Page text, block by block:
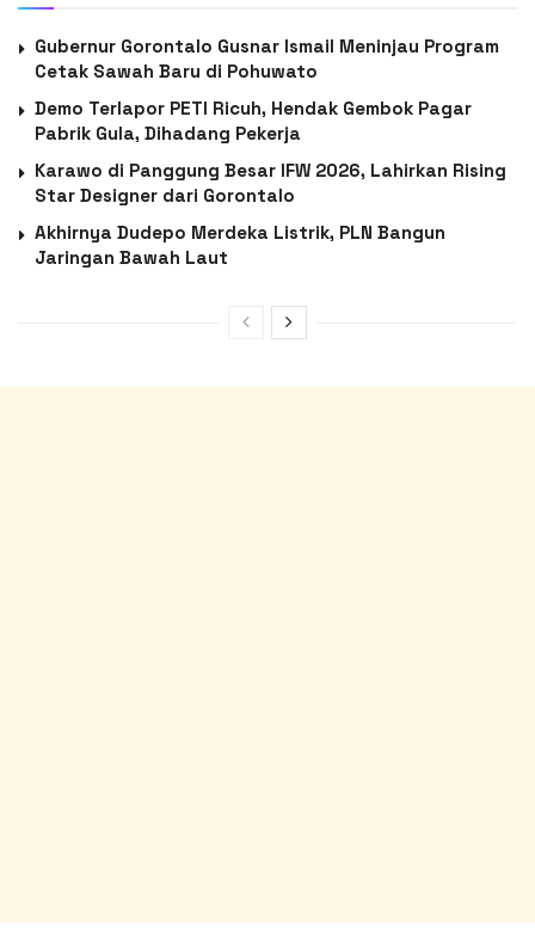
Gubernur Gorontalo Gusnar Ismail Meninjau Program
Cetak Sawah Baru di Pohuwato
Demo Terlapor PETI Ricuh, Hendak Gembok Pagar
Pabrik Gula, Dihadang Pekerja
Karawo di Panggung Besar IFW 2026, Lahirkan Rising
Star Designer dari Gorontalo
Akhirnya Dudepo Merdeka Listrik, PLN Bangun
Jaringan Bawah Laut